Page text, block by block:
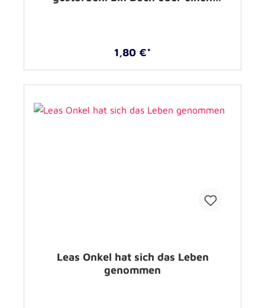
1,80 €*
Leas Onkel hat sich das Leben
genommen